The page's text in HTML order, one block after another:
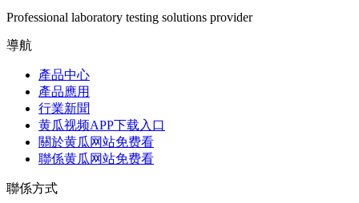
Professional laboratory testing solutions provider
導航
產品中心
產品應用
行業新聞
黄瓜视频APP下载入口
關於黄瓜网站免费看
聯係黄瓜网站免费看
聯係方式